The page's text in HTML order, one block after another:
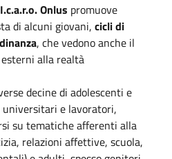
I.c.a.r.o. Onlus promuove
di alcuni giovani, cicli di
, che vedono anche il
alla realtà
decine di adolescenti e
e lavoratori,
su tematiche afferenti alla
relazioni affettive, scuola,